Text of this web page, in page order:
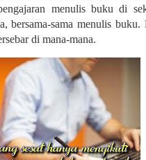
menulis buku di
bersama-sama menulis
di mana-mana.